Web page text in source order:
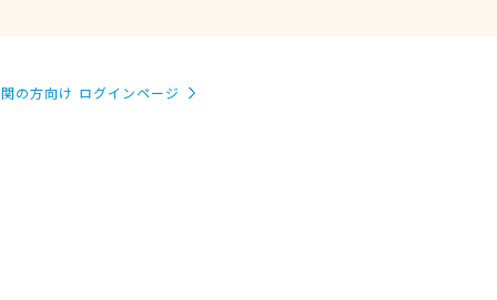
の方向け ログインページ